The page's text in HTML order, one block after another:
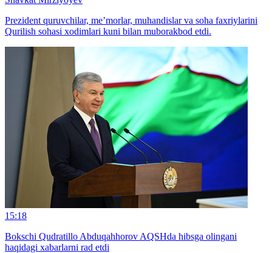
Prezident quruvchilar, me’morlar, muhandislar va soha faxriylarini
Qurilish sohasi xodimlari kuni bilan muborakbod etdi.
15:18
Bokschi Qudratillo Abduqahhorov AQSHda hibsga olingani
haqidagi xabarlarni rad etdi